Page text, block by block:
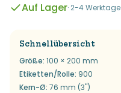
Auf Lager· 2-4 Werktage
Schnellübersicht
Größe: 100 × 200 mm
Etiketten/Rolle: 900
Kern-Ø: 76 mm (3")